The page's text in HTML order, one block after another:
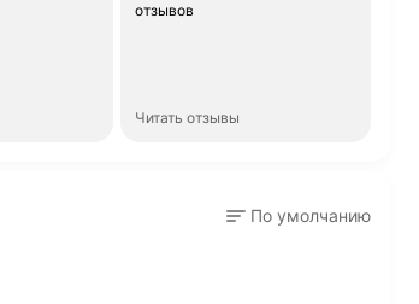
отзывов
Читать отзывы
По умолчанию